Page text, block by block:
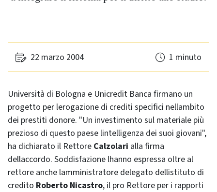
22 marzo 2004 1 minuto
Università di Bologna e Unicredit Banca firmano un
progetto per lerogazione di crediti specifici nellambito
dei prestiti donore. "Un investimento sul materiale più
prezioso di questo paese lintelligenza dei suoi giovani",
ha dichiarato il Rettore Calzolari alla firma
dellaccordo. Soddisfazione lhanno espressa oltre al
rettore anche lamministratore delegato dellistituto di
credito Roberto Nicastro, il pro Rettore per i rapporti